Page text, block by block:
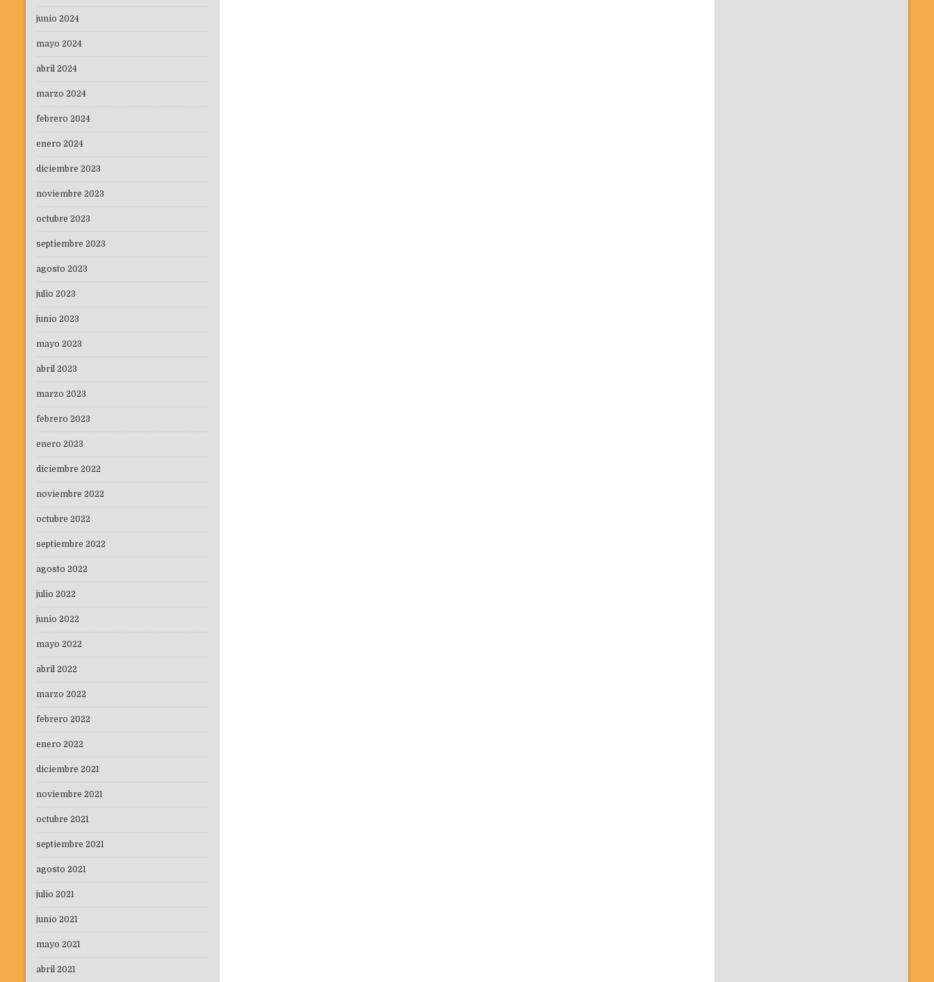
junio 2024
mayo 2024
abril 2024
marzo 2024
febrero 2024
enero 2024
diciembre 2023
noviembre 2023
octubre 2023
septiembre 2023
agosto 2023
julio 2023
junio 2023
mayo 2023
abril 2023
marzo 2023
febrero 2023
enero 2023
diciembre 2022
noviembre 2022
octubre 2022
septiembre 2022
agosto 2022
julio 2022
junio 2022
mayo 2022
abril 2022
marzo 2022
febrero 2022
enero 2022
diciembre 2021
noviembre 2021
octubre 2021
septiembre 2021
agosto 2021
julio 2021
junio 2021
mayo 2021
abril 2021